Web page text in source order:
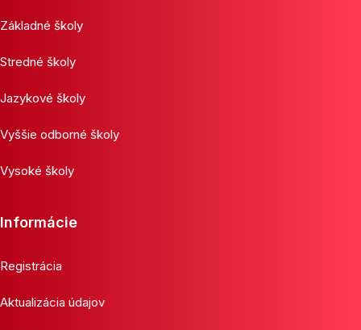
Základné školy
Stredné školy
Jazykové školy
Vyššie odborné školy
Vysoké školy
Informácie
Registrácia
Aktualizácia údajov